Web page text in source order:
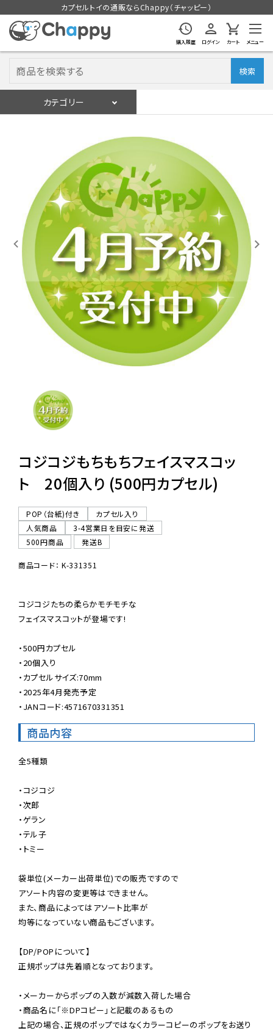
カプセルトイの通販ならChappy（チャッピー）
購入履歴 ログイン カート メニュー
検索
カテゴリー
入荷スケジュールをチェック
カプセルトイマシン本体
カプセルトイ
販促用空カプセル
レンタル
景品・玩具・文具
販促用カプセルトイ
06-6282-7659
コジコジもちもちフェイスマスコッ
ト 20個入り (500円カプセル)
POP（台紙)付き
カプセル入り
人気商品
3-4営業日を目安に発送
500円商品
発送B
商品コード： K-331351
コジコジたちの柔らかモチモチな
フェイスマスコットが登場です!
・500円カプセル
・20個入り
・カプセルサイズ:70mm
・2025年4月発売予定
・JANコード:4571670331351
商品内容
全5種類
・コジコジ
・次郎
・ゲラン
・テル子
・トミー
袋単位(メーカー出荷単位)での販売ですので
アソート内容の変更等はできません。
また、商品によってはアソート比率が
均等になっていない商品もございます。
【DP/POPについて】
正規ポップは先着順となっております。
・メーカーからポップの入数が減数入荷した場合
・商品名に「※DPコピー」と記載のあるもの
上記の場合、正規のポップではなくカラーコピーのポップをお送り